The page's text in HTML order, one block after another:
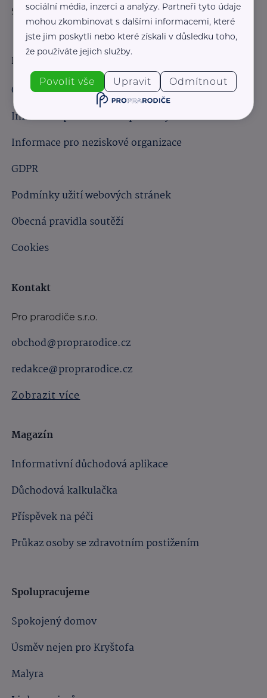
Sledujte nás:
Důležité odkazy
Obchodní podmínky
Informace pro obchodní partnery
Informace pro neziskové organizace
GDPR
Podmínky užití webových stránek
Obecná pravidla soutěží
Cookies
Kontakt
Pro prarodiče s.r.o.
obchod@proprarodice.cz
redakce@proprarodice.cz
Zobrazit více
Magazín
Informativní důchodová aplikace
Důchodová kalkulačka
Příspěvek na péči
Průkaz osoby se zdravotním postižením
Spolupracujeme
Spokojený domov
Úsměv nejen pro Kryštofa
Malyra
sociální média, inzerci a analýzy. Partneři tyto údaje
mohou zkombinovat s dalšími informacemi, které
jste jim poskytli nebo které získali v důsledku toho,
že používáte jejich služby.
Povolit vše Upravit Odmítnout